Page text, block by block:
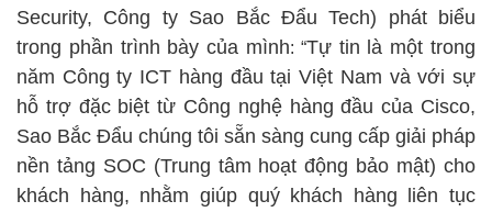
Security, Công ty Sao Bắc Đẩu Tech) phát biểu
trong phần trình bày của mình: “Tự tin là một trong
năm Công ty ICT hàng đầu tại Việt Nam và với sự
hỗ trợ đặc biệt từ Công nghệ hàng đầu của Cisco,
Sao Bắc Đẩu chúng tôi sẵn sàng cung cấp giải pháp
nền tảng SOC (Trung tâm hoạt động bảo mật) cho
khách hàng, nhằm giúp quý khách hàng liên tục